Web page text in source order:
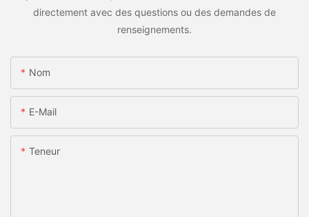
directement avec des questions ou des demandes de
renseignements.
Nom
E-Mail
Teneur